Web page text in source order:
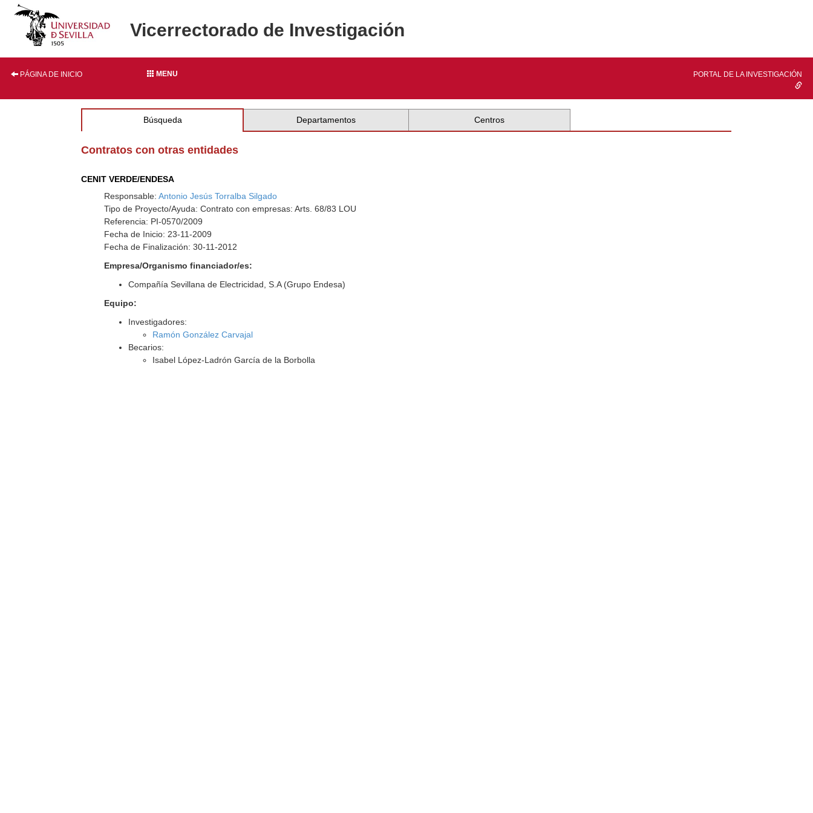
Vicerrectorado de Investigación
PÁGINA DE INICIO MENU PORTAL DE LA INVESTIGACIÓN
Búsqueda Departamentos Centros
Contratos con otras entidades
CENIT VERDE/ENDESA
Responsable:Antonio Jesús Torralba Silgado
Tipo de Proyecto/Ayuda: Contrato con empresas: Arts. 68/83 LOU
Referencia: PI-0570/2009
Fecha de Inicio: 23-11-2009
Fecha de Finalización: 30-11-2012
Empresa/Organismo financiador/es:
Compañía Sevillana de Electricidad, S.A (Grupo Endesa)
Equipo:
Investigadores:
Ramón González Carvajal
Becarios:
Isabel López-Ladrón García de la Borbolla